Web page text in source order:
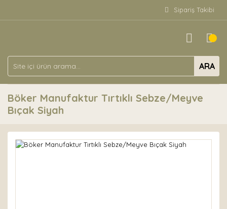
Sipariş Takibi
ARA
Böker Manufaktur Tırtıklı Sebze/Meyve
Bıçak Siyah